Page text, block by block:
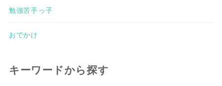
勉強苦手っ子
おでかけ
キーワードから探す